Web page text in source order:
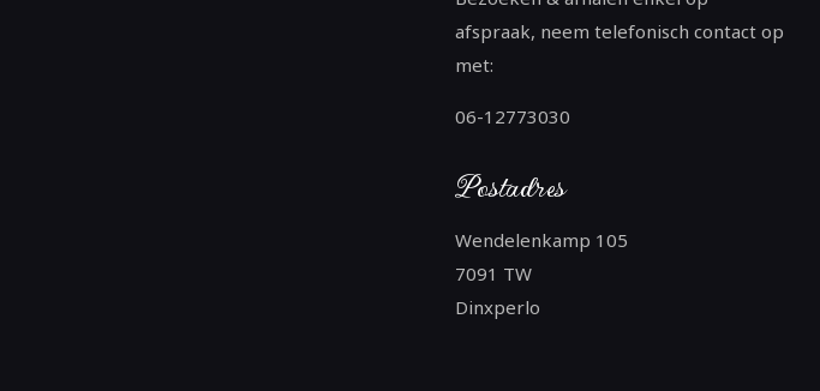
afspraak, neem telefonisch contact op
met:
06-12773030
Postadres
Wendelenkamp 105
7091 TW
Dinxperlo